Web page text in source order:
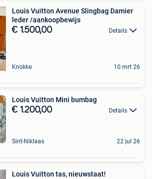
Louis Vuitton Avenue Slingbag Damier
leder /aankoopbewijs
€ 1.500,00 Details
Knokke 10 mrt 26
Louis Vuitton Mini bumbag
€ 1.200,00 Details
Sint-Niklaas 22 jul 26
Louis Vuitton tas, nieuwstaat!